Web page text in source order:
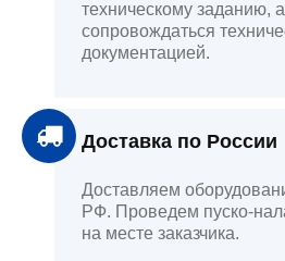
техническому заданию,
сопровождаться
документацией.
Доставка по России
Доставляем
РФ. Проведем пуско-
на месте заказчика.